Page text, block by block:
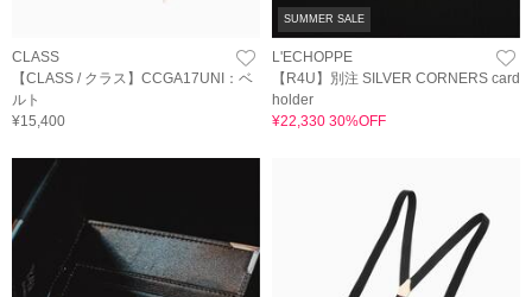
CLASS
【CLASS / クラス】CCGA17UNI：ベ
ルト
¥15,400
SUMMER SALE
L'ECHOPPE
【R4U】別注 SILVER CORNERS card
holder
¥22,330 30%OFF